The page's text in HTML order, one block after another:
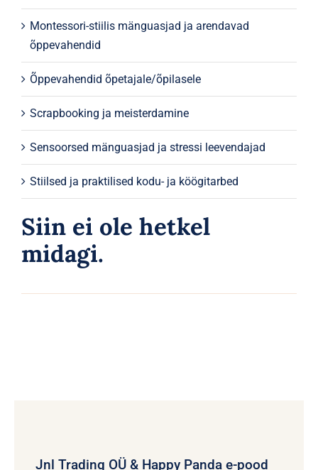
Montessori-stiilis mänguasjad ja arendavad
õppevahendid
Õppevahendid õpetajale/õpilasele
Scrapbooking ja meisterdamine
Sensoorsed mänguasjad ja stressi leevendajad
Stiilsed ja praktilised kodu- ja köögitarbed
Siin ei ole hetkel
midagi.
Jnl Trading OÜ & Happy Panda e-pood